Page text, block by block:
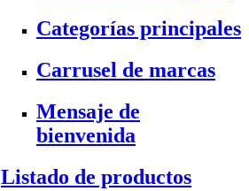
Categorías principales
Carrusel de marcas
Mensaje de
bienvenida
Listado de productos